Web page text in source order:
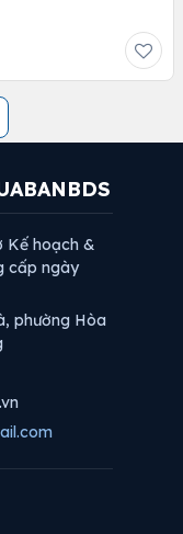
Kế hoạch &
cấp ngày
phường Hòa